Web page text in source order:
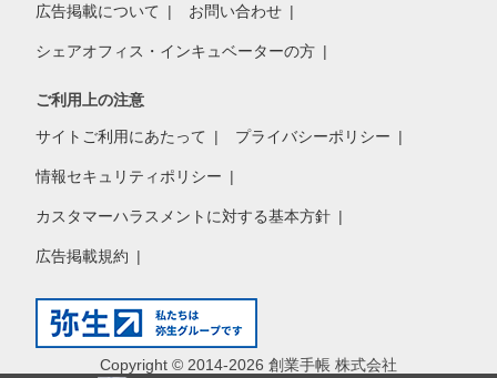
広告掲載について お問い合わせ
シェアオフィス・インキュベーターの方
ご利用上の注意
サイトご利用にあたって プライバシーポリシー
情報セキュリティポリシー
カスタマーハラスメントに対する基本方針
広告掲載規約
Copyright © 2014-2026 創業手帳 株式会社